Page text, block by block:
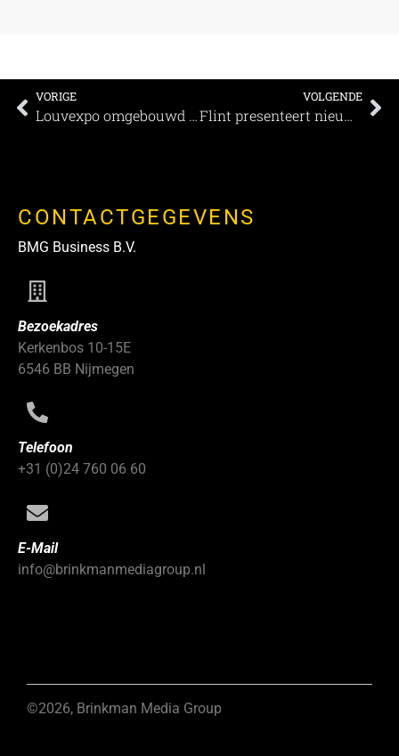
VORIGE
Louvexpo omgebouwd tot gigantisch naaiatelier
VOLGENDE
Flint presenteert nieuw project ’De Lege Zaal’
CONTACTGEGEVENS
BMG Business B.V.
Bezoekadres
Kerkenbos 10-15E
6546 BB Nijmegen
Telefoon
+31 (0)24 760 06 60
E-Mail
info@brinkmanmediagroup.nl
©2026, Brinkman Media Group